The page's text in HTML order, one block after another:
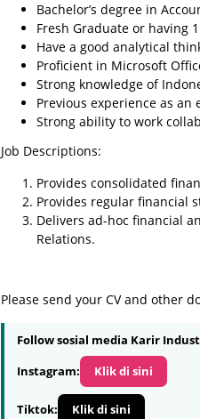
Bachelor’s degree in
Fresh Graduate or having
Have a good analytical
Proficient in Microsoft
Strong knowledge of
Previous experience as
Strong ability to work
Job Descriptions:
Provides consolidated
Provides regular financial
Delivers ad-hoc financial
Relations.
Please send your CV and other
Follow sosial media Karir
Instagram:
Klik di sini
Tiktok: Klik di sini